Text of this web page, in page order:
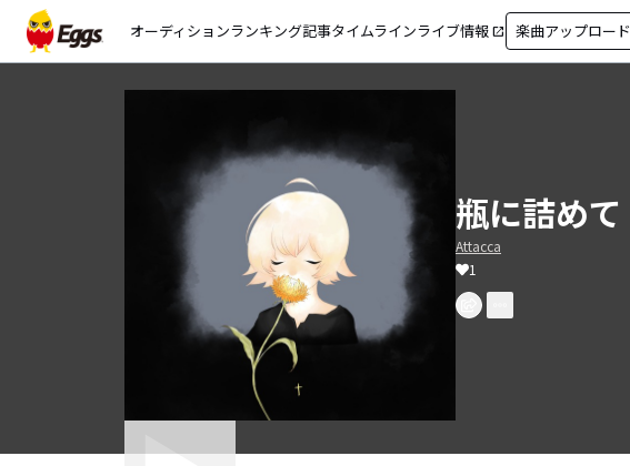
オーディションランキング記事タイムラインライブ情報 open_in_new 楽曲アップロード
瓶に詰めて
Attacca
1